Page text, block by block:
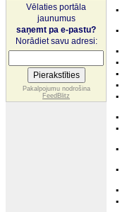
Vēlaties portāla
jaunumus
saņemt pa e-pastu?
Norādiet savu adresi:
Pakalpojumu nodrošina
FeedBlitz
▪
▪
▪
▪
▪
▪
▪
▪
▪
▪
▪
▪
▪